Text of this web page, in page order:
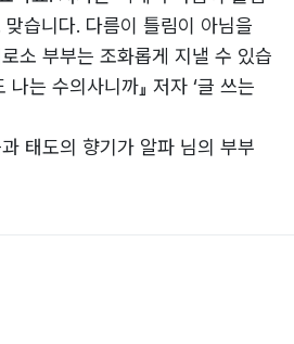
습니다. 다름이 틀림이 아님을
소 부부는 조화롭게 지낼 수 있습
나는 수의사니까』 저자 ‘글 쓰는
태도의 향기가 알파 님의 부부
은 아니었을까? 부부관계의 성숙
뜻한 모습에 행복한 미소가 지어